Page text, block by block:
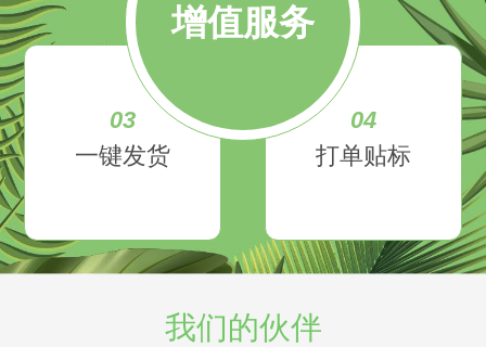
增值服务
03
一键发货
04
打单贴标
我们的伙伴